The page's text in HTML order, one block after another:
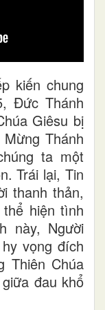
kiến chung
Đức Thánh
Giêsu bị
Thánh
ta một
Trái lại, Tin
thanh thản,
hiện tình
này, Người
vọng đích
Thiên Chúa
đau khổ